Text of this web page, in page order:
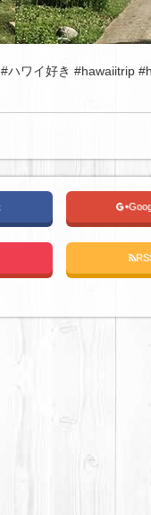
ハワイ好き #hawaiitrip